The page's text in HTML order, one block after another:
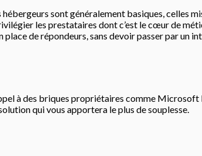
sont généralement basiques, celles
les prestataires dont c’est le cœur de
de répondeurs, sans devoir passer par un
à des briques propriétaires comme Microsoft
qui vous apportera le plus de souplesse.